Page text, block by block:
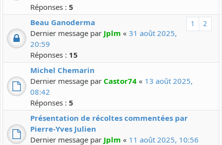
Réponses : 5
1 2
Beau Ganoderma
Dernier message par Jplm « 31 août 2025,
20:59
Réponses : 15
Michel Chemarin
Dernier message par Castor74 « 13 août 2025,
08:42
Réponses : 5
Présentation de récoltes commentées par
Pierre-Yves Julien
Dernier message par Jplm « 11 août 2025, 10:56